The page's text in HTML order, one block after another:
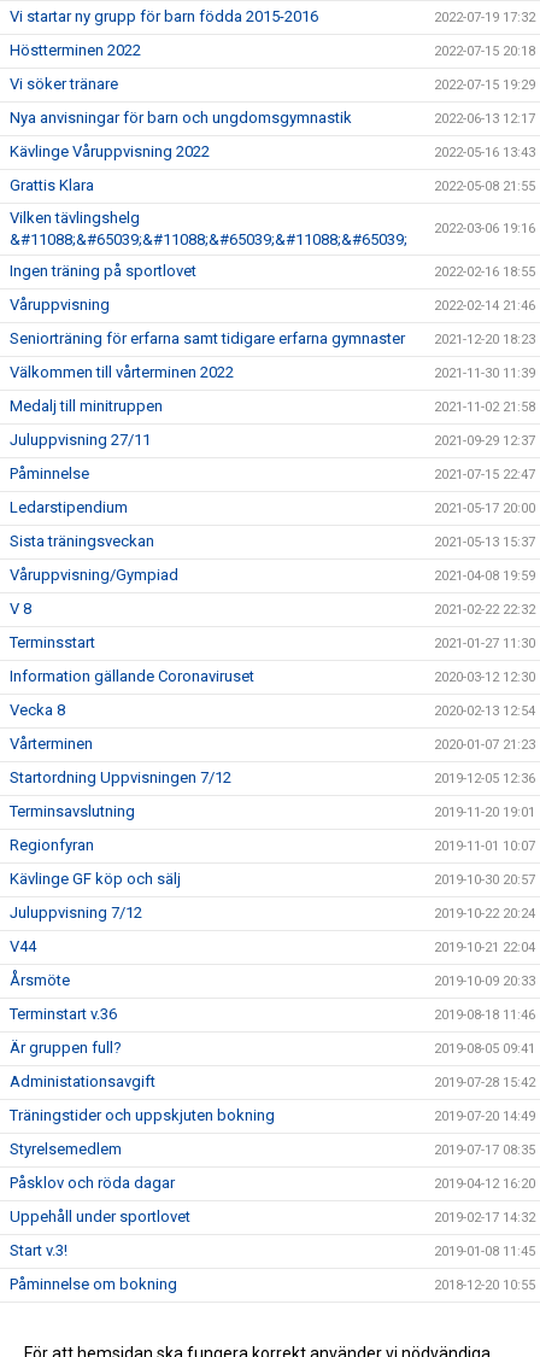
Vi startar ny grupp för barn födda 2015-2016 2022-07-19 17:32
Höstterminen 2022 2022-07-15 20:18
Vi söker tränare 2022-07-15 19:29
Nya anvisningar för barn och ungdomsgymnastik 2022-06-13 12:17
Kävlinge Våruppvisning 2022 2022-05-16 13:43
Grattis Klara 2022-05-08 21:55
Vilken tävlingshelg
&#11088;&#65039;&#11088;&#65039;&#11088;&#65039;
2022-03-06 19:16
Ingen träning på sportlovet 2022-02-16 18:55
Våruppvisning 2022-02-14 21:46
Seniorträning för erfarna samt tidigare erfarna gymnaster 2021-12-20 18:23
Välkommen till vårterminen 2022 2021-11-30 11:39
Medalj till minitruppen 2021-11-02 21:58
Juluppvisning 27/11 2021-09-29 12:37
Påminnelse 2021-07-15 22:47
Ledarstipendium 2021-05-17 20:00
Sista träningsveckan 2021-05-13 15:37
Våruppvisning/Gympiad 2021-04-08 19:59
V 8 2021-02-22 22:32
Terminsstart 2021-01-27 11:30
Information gällande Coronaviruset 2020-03-12 12:30
Vecka 8 2020-02-13 12:54
Vårterminen 2020-01-07 21:23
Startordning Uppvisningen 7/12 2019-12-05 12:36
Terminsavslutning 2019-11-20 19:01
Regionfyran 2019-11-01 10:07
Kävlinge GF köp och sälj 2019-10-30 20:57
Juluppvisning 7/12 2019-10-22 20:24
V44 2019-10-21 22:04
Årsmöte 2019-10-09 20:33
Terminstart v.36 2019-08-18 11:46
Är gruppen full? 2019-08-05 09:41
Administationsavgift 2019-07-28 15:42
Träningstider och uppskjuten bokning 2019-07-20 14:49
Styrelsemedlem 2019-07-17 08:35
Påsklov och röda dagar 2019-04-12 16:20
Uppehåll under sportlovet 2019-02-17 14:32
Start v.3! 2019-01-08 11:45
Påminnelse om bokning 2018-12-20 10:55
Höstens bokning 2018-07-06 14:25